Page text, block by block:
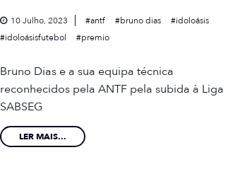
10 Julho, 2023 antf bruno dias
idoloásis
idoloásisfutebol
premio
Bruno Dias e a sua equipa técnica
reconhecidos pela ANTF pela subida à Liga
SABSEG
LER MAIS...